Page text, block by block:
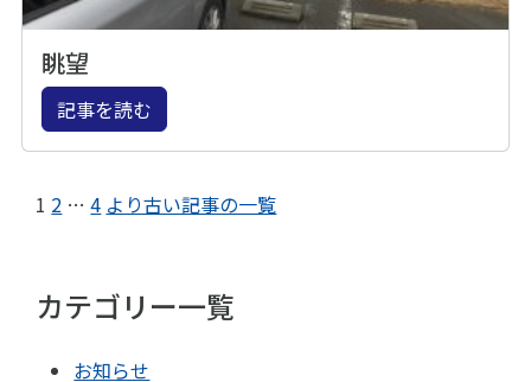
眺望
記事を読む
1 2 … 4 より古い記事の一覧
カテゴリー一覧
お知らせ